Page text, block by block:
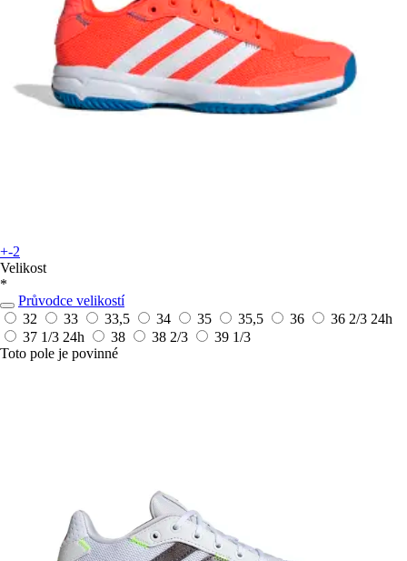
+-2
Velikost
*
Průvodce velikostí
32
33 33,5 34 35 35,5 36 36 2/3 24h
37 1/3 24h 38 38 2/3
39 1/3
Toto pole je povinné